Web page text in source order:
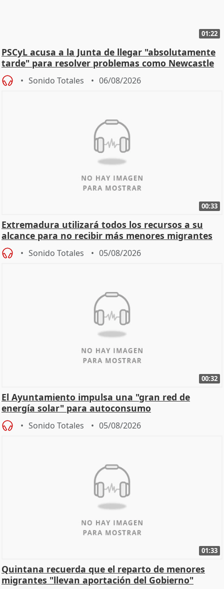
01:22
PSCyL acusa a la Junta de llegar "absolutamente
tarde" para resolver problemas como Newcastle
Sonido Totales 06/08/2026
00:33
Extremadura utilizará todos los recursos a su
alcance para no recibir más menores migrantes
Sonido Totales 05/08/2026
00:32
El Ayuntamiento impulsa una "gran red de
energía solar" para autoconsumo
Sonido Totales 05/08/2026
01:33
Quintana recuerda que el reparto de menores
migrantes "llevan aportación del Gobierno"